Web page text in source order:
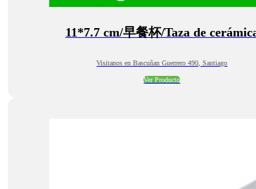
11*7.7 cm/早餐杯/Taza de
Visitanos en Bascuñan Guerrero 490, Santiago
Ver Producto